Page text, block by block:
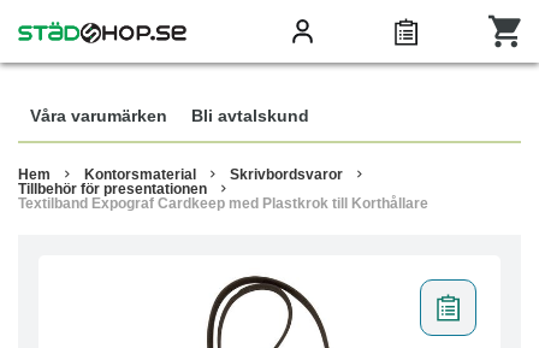
Våra varumärken Bli avtalskund
Hem Kontorsmaterial
Skrivbordsvaror
Tillbehör för presentationen
Textilband Expograf Cardkeep med Plastkrok till Korthållare